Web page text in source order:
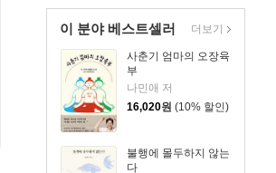
이 분야 베스트셀러
사춘기 엄마의 오장육
부
나민애 저
16,020원 (10% 할인)
불행에 몰두하지 않는
다
더보기